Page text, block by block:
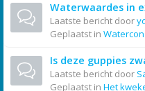
Waterwaardes in
Laatste bericht door
Geplaatst in
Is deze guppies
Laatste bericht door
Geplaatst in Het